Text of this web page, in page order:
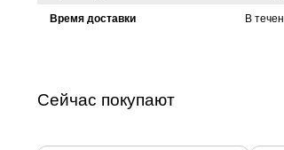
Время доставки В
Сейчас покупают